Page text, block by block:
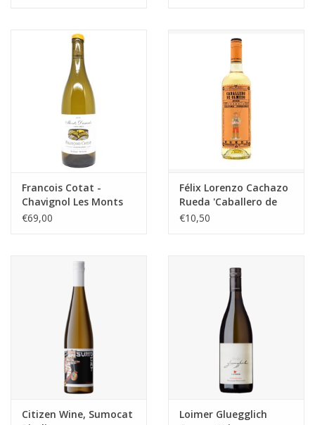
Francois Cotat -
Chavignol Les Monts
Damnés
€69,00
Félix Lorenzo Cachazo
Rueda 'Caballero de
Olmedo'
€10,50
Citizen Wine, Sumocat
Loimer Gluegglich